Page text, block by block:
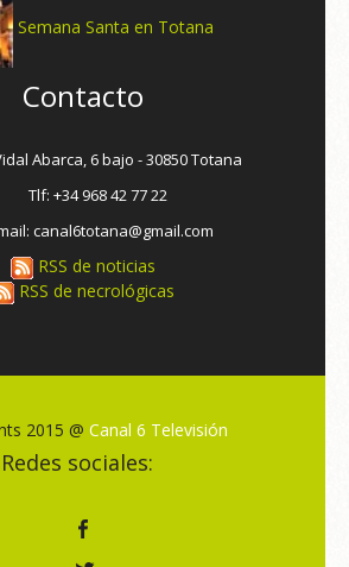
Semana Santa en Totana
Contacto
Abarca, 6 bajo - 30850 Totana
Tlf: +34 968 42 77 22
canal6totana@gmail.com
RSS de noticias
RSS de necrológicas
2015 @ Canal 6 Televisión
Redes sociales: